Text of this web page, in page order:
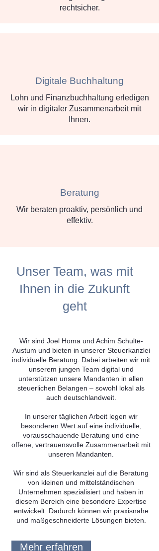
rechtsicher.
Digitale Buchhaltung
Lohn und Finanzbuchhaltung erledigen
wir in digitaler Zusammenarbeit mit
Ihnen.
Beratung
Wir beraten proaktiv, persönlich und
effektiv.
Unser Team, was mit
Ihnen in die Zukunft
geht
Wir sind Joel Homa und Achim Schulte-
Austum und bieten in unserer Steuerkanzlei
individuelle Beratung. Dabei arbeiten wir mit
unserem jungen Team digital und
unterstützen unsere Mandanten in allen
steuerlichen Belangen – sowohl lokal als
auch deutschlandweit.
In unserer täglichen Arbeit legen wir
besonderen Wert auf eine individuelle,
vorausschauende Beratung und eine
offene, vertrauensvolle Zusammenarbeit mit
unseren Mandanten.
Wir sind als Steuerkanzlei auf die Beratung
von kleinen und mittelständischen
Unternehmen spezialisiert und haben in
diesem Bereich eine besondere Expertise
entwickelt. Dadurch können wir praxisnahe
und maßgeschneiderte Lösungen bieten.
Mehr erfahren